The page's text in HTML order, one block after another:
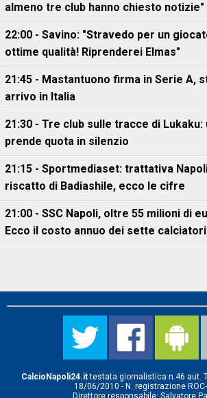
almeno tre club hanno chiesto notizie"
22:00 - Savino: "Stravedo per un
ottime qualità! Riprenderei Elmas"
21:45 - Mastantuono firma in Serie A,
arrivo in Italia
21:30 - Tre club sulle tracce di
prende quota in silenzio
21:15 - Sportmediaset: trattativa
riscatto di Badiashile, ecco le cifre
21:00 - SSC Napoli, oltre 55 milioni di
Ecco il costo annuo dei sette
CalcioNapoli24.ittestata giornalistica n.46 aut.
18/06/2010 - N. registrazione
Direttore responsabile: Salvatore